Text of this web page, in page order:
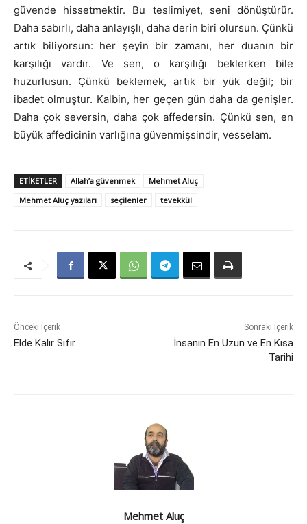
güvende hissetmektir. Bu teslimiyet, seni dönüştürür.
Daha sabırlı, daha anlayışlı, daha derin biri olursun. Çünkü
artık biliyorsun: her şeyin bir zamanı, her duanın bir
karşılığı vardır. Ve sen, o karşılığı beklerken bile
huzurlusun. Çünkü beklemek, artık bir yük değil; bir
ibadet olmuştur. Kalbin, her geçen gün daha da genişler.
Daha çok seversin, daha çok affedersin. Çünkü sen, en
büyük affedicinin varlığına güvenmişsindir, vesselam.
ETIKETLER Allah’a güvenmek
Mehmet Aluç
Mehmet Aluç yazıları
seçilenler tevekkül
Önceki İçerik
Elde Kalır Sıfır
Sonraki İçerik
İnsanın En Uzun ve En Kısa
Tarihi
Mehmet Aluç